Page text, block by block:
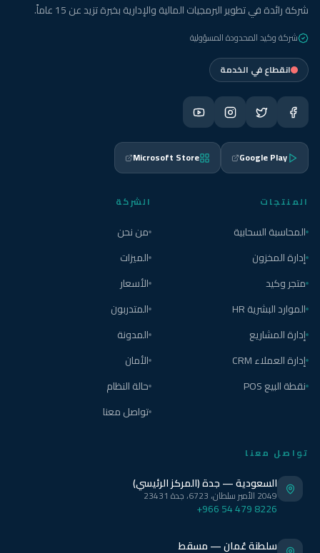
شركة رائدة في تطوير البرمجيات المالية والإدارية بخبرة تزيد عن 15 عاماً.
شركة وكيد المحدودة المسؤولية
انقطاع في الخدمة
Google Play
Microsoft Store
المنتجات
المحاسبة السحابية
إدارة المخزون
متجر وكيد
الموارد البشرية HR
إدارة المشاريع
إدارة العملاء CRM
نقطة البيع POS
الشركة
من نحن
الميزات
الأسعار
المتدربون
المدونة
الأمان
حالة النظام
تواصل معنا
تواصل معنا
السعودية — جدة (المركز الرئيسي)
2049 الأمير سلطان، 6723، جدة 23431
+966 54 479 8226
سلطنة عُمان — مسقط